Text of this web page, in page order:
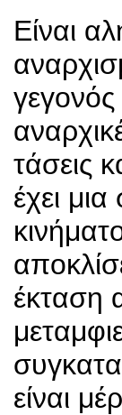
Είναι
τάσεις
έχει
έκταση
είναι